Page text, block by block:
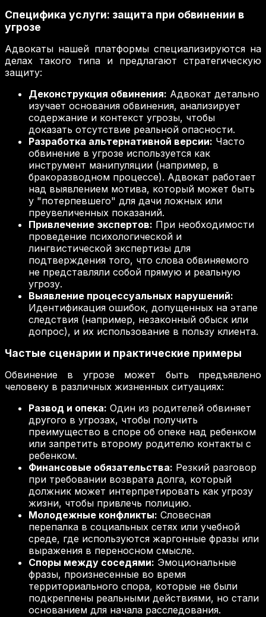
Специфика услуги: защита при обвинении в
угрозе
Адвокаты нашей платформы специализируются на
делах такого типа и предлагают стратегическую
защиту:
Деконструкция обвинения: Адвокат детально
изучает основания обвинения, анализирует
содержание и контекст угрозы, чтобы
доказать отсутствие реальной опасности.
Разработка альтернативной версии: Часто
обвинение в угрозе используется как
инструмент манипуляции (например, в
бракоразводном процессе). Адвокат работает
над выявлением мотива, который может быть
у "потерпевшего" для дачи ложных или
преувеличенных показаний.
Привлечение экспертов: При необходимости
проведение психологической и
лингвистической экспертизы для
подтверждения того, что слова обвиняемого
не представляли собой прямую и реальную
угрозу.
Выявление процессуальных нарушений:
Идентификация ошибок, допущенных на этапе
следствия (например, незаконный обыск или
допрос), и их использование в пользу клиента.
Частые сценарии и практические примеры
Обвинение в угрозе может быть предъявлено
человеку в различных жизненных ситуациях:
Развод и опека: Один из родителей обвиняет
другого в угрозах, чтобы получить
преимущество в споре об опеке над ребенком
или запретить второму родителю контакты с
ребенком.
Финансовые обязательства: Резкий разговор
при требовании возврата долга, который
должник может интерпретировать как угрозу
жизни, чтобы привлечь полицию.
Молодежные конфликты: Словесная
перепалка в социальных сетях или учебной
среде, где используются жаргонные фразы или
выражения в переносном смысле.
Споры между соседями: Эмоциональные
фразы, произнесенные во время
территориального спора, которые не были
подкреплены реальными действиями, но стали
основанием для начала расследования.